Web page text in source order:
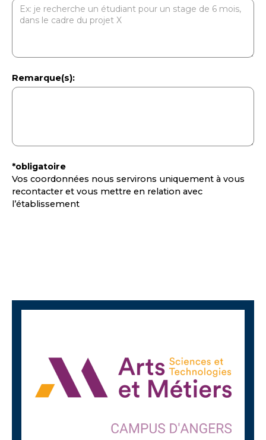
Remarque(s):
*obligatoire
Vos coordonnées nous servirons uniquement à vous
recontacter et vous mettre en relation avec
l’établissement